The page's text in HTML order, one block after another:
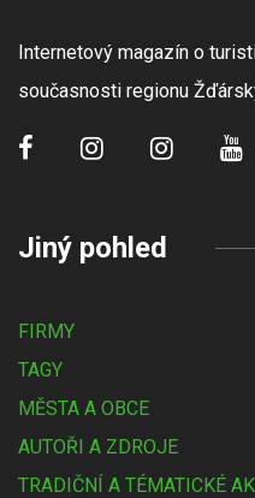
Internetový magazín o
současnosti regionu
Jiný pohled
FIRMY
TAGY
MĚSTA A OBCE
AUTOŘI A ZDROJE
TRADIČNÍ A TÉMATICKÉ